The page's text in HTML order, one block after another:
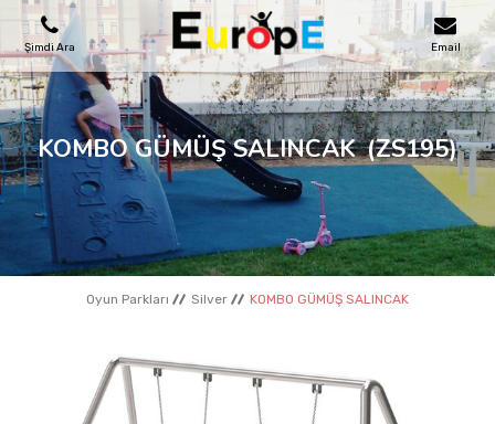
Şimdi Ara Email
OYUN PARKLARI
SKATEPARKLAR
AHŞAP EVLER
KENT MOBILYALARI
SPOR ALANLARI
KOMBO GÜMÜŞ SALINCAK (ZS195)
Oyun Parkları Silver KOMBO GÜMÜŞ SALINCAK